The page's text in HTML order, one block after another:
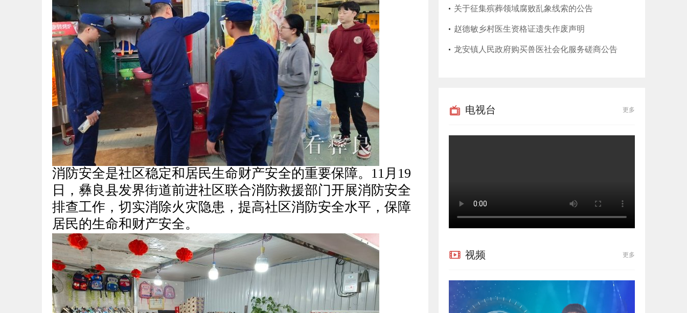
消防安全是社区稳定和居民生命财产安全的重要保障。11月19
日，彝良县发界街道前进社区联合消防救援部门开展消防安全
排查工作， 切实消除火灾隐患，提高社区消防安全水平，保障
居民的生命和财产安全。
后服务事项的公告
关于征集殡葬领域腐败乱象线索的公告
赵德敏乡村医生资格证遗失作废声明
龙安镇人民政府购买兽医社会化服务磋商公告
电视台 更多
视频 更多